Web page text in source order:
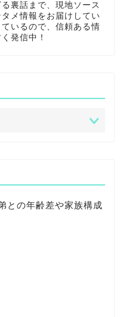
裏話まで、現地ソース
メ情報をお届けしてい
いるので、信頼ある情
発信中！
との年齢差や家族構成